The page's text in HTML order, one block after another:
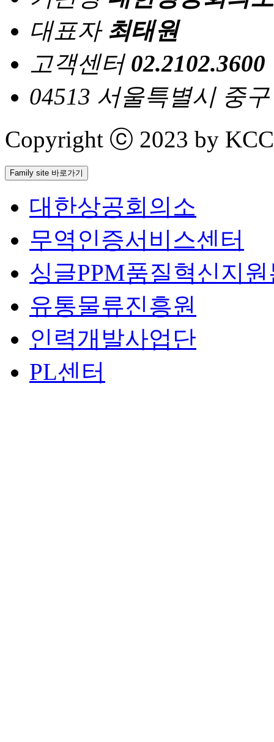
대표자 최태원
고객센터 02.2102.3600
04513 서울특별시 중
Copyright ⓒ 2023 by
Family site 바로가기
대한상공회의소
무역인증서비스센터
싱글PPM품질혁신지
유통물류진흥원
인력개발사업단
PL센터